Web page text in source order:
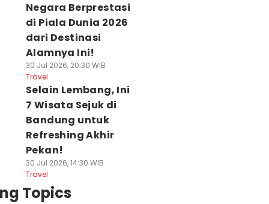
Negara Berprestasi
di Piala Dunia 2026
dari Destinasi
Alamnya Ini!
30 Jul 2026, 20:30 WIB
Travel
Selain Lembang, Ini
7 Wisata Sejuk di
Bandung untuk
Refreshing Akhir
Pekan!
30 Jul 2026, 14:30 WIB
Travel
Topics